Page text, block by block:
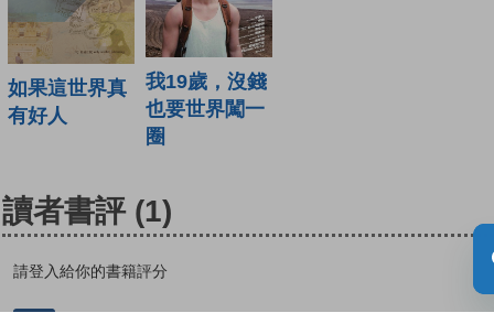
如果這世界真
有好人
我19歲，沒錢
也要世界闖一
圈
讀者書評 (1)
請登入給你的書籍評分